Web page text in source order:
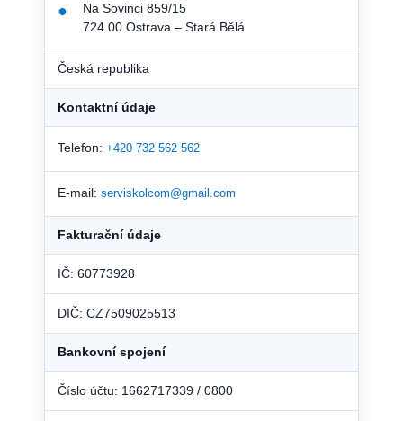
●
Na Sovinci 859/15
724 00 Ostrava – Stará Bělá
Česká republika
Kontaktní údaje
Telefon: +420 732 562 562
E-mail: serviskolcom@gmail.com
Fakturační údaje
IČ: 60773928
DIČ: CZ7509025513
Bankovní spojení
Číslo účtu: 1662717339 / 0800